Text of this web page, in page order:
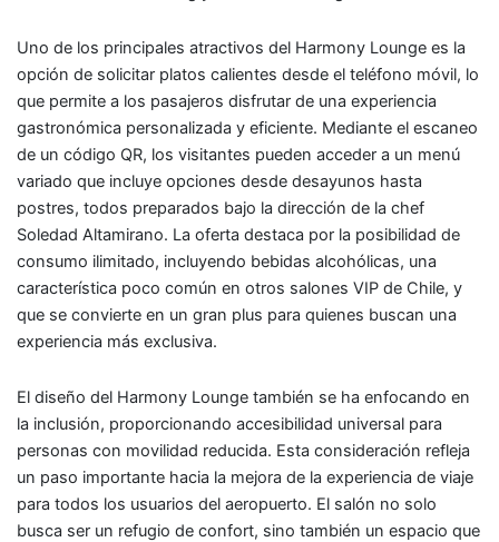
Uno de los principales atractivos del Harmony Lounge es la
opción de solicitar platos calientes desde el teléfono móvil, lo
que permite a los pasajeros disfrutar de una experiencia
gastronómica personalizada y eficiente. Mediante el escaneo
de un código QR, los visitantes pueden acceder a un menú
variado que incluye opciones desde desayunos hasta
postres, todos preparados bajo la dirección de la chef
Soledad Altamirano. La oferta destaca por la posibilidad de
consumo ilimitado, incluyendo bebidas alcohólicas, una
característica poco común en otros salones VIP de Chile, y
que se convierte en un gran plus para quienes buscan una
experiencia más exclusiva.
El diseño del Harmony Lounge también se ha enfocando en
la inclusión, proporcionando accesibilidad universal para
personas con movilidad reducida. Esta consideración refleja
un paso importante hacia la mejora de la experiencia de viaje
para todos los usuarios del aeropuerto. El salón no solo
busca ser un refugio de confort, sino también un espacio que